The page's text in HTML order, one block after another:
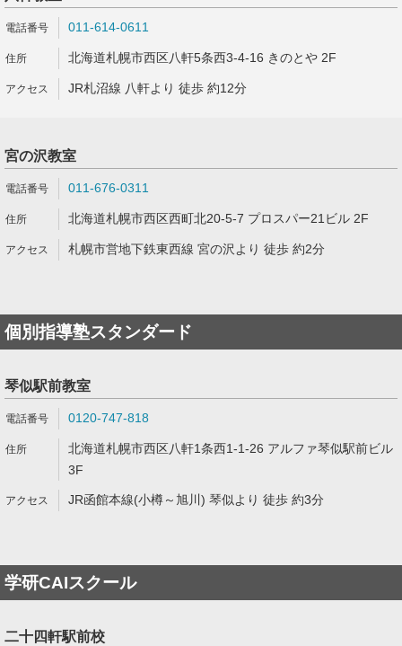
011-614-0611
北海道札幌市西区八軒5条西3-4-16 きのとや 2F
JR札沼線 八軒より 徒歩 約12分
宮の沢教室
011-676-0311
北海道札幌市西区西町北20-5-7 プロスパー21ビル 2F
札幌市営地下鉄東西線 宮の沢より 徒歩 約2分
個別指導塾スタンダード
琴似駅前教室
0120-747-818
北海道札幌市西区八軒1条西1-1-26 アルファ琴似駅前ビル
3F
JR函館本線(小樽～旭川) 琴似より 徒歩 約3分
学研CAIスクール
二十四軒駅前校